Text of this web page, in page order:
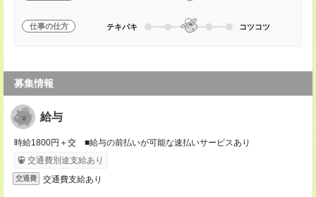
仕事の仕方 テキパキ コツコツ
募集情報
給与
時給1800円＋交 ■給与の前払いが可能な速払いサービスあり
交通費別途支給あり
交通費 交通費支給あり